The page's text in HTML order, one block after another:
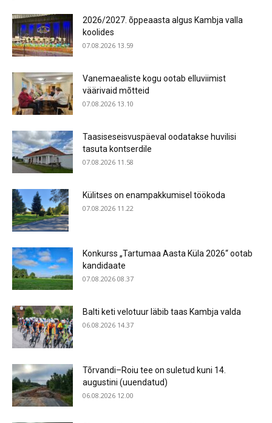
2026/2027. õppeaasta algus Kambja valla
koolides
07.08.2026 13.59
Vanemaealiste kogu ootab elluviimist
väärivaid mõtteid
07.08.2026 13.10
Taasiseseisvuspäeval oodatakse huvilisi
tasuta kontserdile
07.08.2026 11.58
Külitses on enampakkumisel töökoda
07.08.2026 11.22
Konkurss „Tartumaa Aasta Küla 2026“ ootab
kandidaate
07.08.2026 08.37
Balti keti velotuur läbib taas Kambja valda
06.08.2026 14.37
Tõrvandi–Roiu tee on suletud kuni 14.
augustini (uuendatud)
06.08.2026 12.00